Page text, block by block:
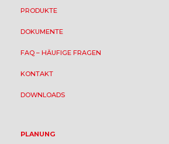
PRODUKTE
DOKUMENTE
FAQ – HÄUFIGE FRAGEN
KONTAKT
DOWNLOADS
PLANUNG